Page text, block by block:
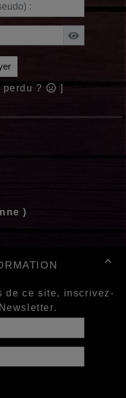
perdu ? ]
)

de ce site, inscrivez-